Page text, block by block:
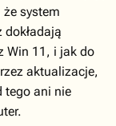
że system
dokładają
Win 11, i jak do
aktualizacje,
tego ani nie